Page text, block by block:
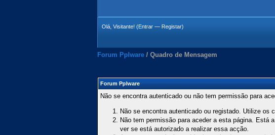
Olá, Visitante! (Entrar — Registar)
Forum Pplware / Quadro de Mensagem
Forum Pplware
Não se encontra autenticado ou não tem permissão para
Não se encontra autenticado ou registado. Utilize os
Não tem permissão para aceder a esta página. Está
ver se está autorizado a realizar essa acção.